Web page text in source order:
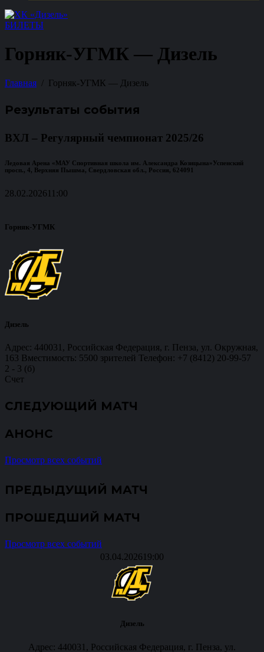
БИЛЕТЫ
Горняк-УГМК — Дизель
Главная Горняк-УГМК — Дизель
Результаты события
ВХЛ – Регулярный чемпионат 2025/26
Ледовая Арена «МАУ Спортивная школа им. Александра Козицына»Успенский
просп., 4, Верхняя Пышма, Свердловская обл., Россия, 624091
28.02.2026 11:00
Горняк-УГМК
Дизель
Адрес: 440031, Российская Федерация, г. Пенза, ул. Окружная,
163 Вместимость: 5500 зрителей Телефон: +7 (8412) 20-99-57
2 - 3 (б)
Счет
СЛЕДУЮЩИЙ МАТЧ
АНОНС
Просмотр всех событий
ПРЕДЫДУЩИЙ МАТЧ
ПРОШЕДШИЙ МАТЧ
Просмотр всех событий
03.04.2026 19:00
Дизель
Адрес: 440031, Российская Федерация, г. Пенза, ул.